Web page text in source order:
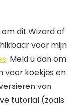
dit Wizard of
voor mijn
. Meld u aan om
voor koekjes en
van
tutorial (zoals